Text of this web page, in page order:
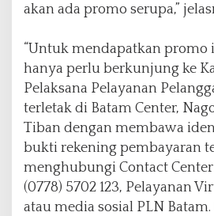
akan ada promo serupa,”
“Untuk mendapatkan promo
hanya perlu berkunjung ke
Pelaksana Pelayanan
terletak di Batam Center,
Tiban dengan membawa
bukti rekening pembayaran
menghubungi Contact
(0778) 5702 123, Pelayanan
atau media sosial PLN